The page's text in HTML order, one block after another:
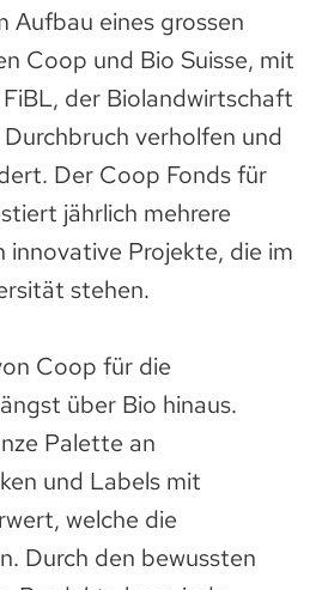
Aufbau eines grossen
Coop und Bio Suisse, mit
der Biolandwirtschaft
verholfen und
Der Coop Fonds für
jährlich mehrere
innovative Projekte, die im
stehen.
Coop für die
über Bio hinaus.
Palette an
und Labels mit
welche die
Durch den bewussten